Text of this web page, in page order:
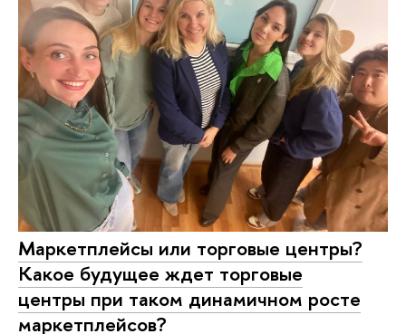
Маркетплейсы или торговые центры?
Какое будущее ждет торговые
центры при таком динамичном росте
маркетплейсов?